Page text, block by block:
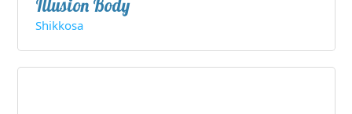
Illusion Body
Shikkosa